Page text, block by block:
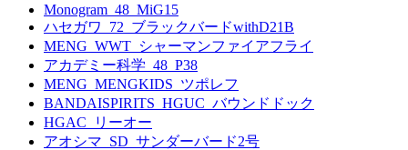
Monogram_48_MiG15
ハセガワ_72_ブラックバードwithD21B
MENG_WWT_シャーマンファイアフライ
アカデミー科学_48_P38
MENG_MENGKIDS_ツポレフ
BANDAISPIRITS_HGUC_バウンドドック
HGAC_リーオー
アオシマ_SD_サンダーバード2号